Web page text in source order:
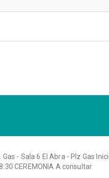
- Sala 6 El Abra - Plz Gas
CEREMONIA A consultar